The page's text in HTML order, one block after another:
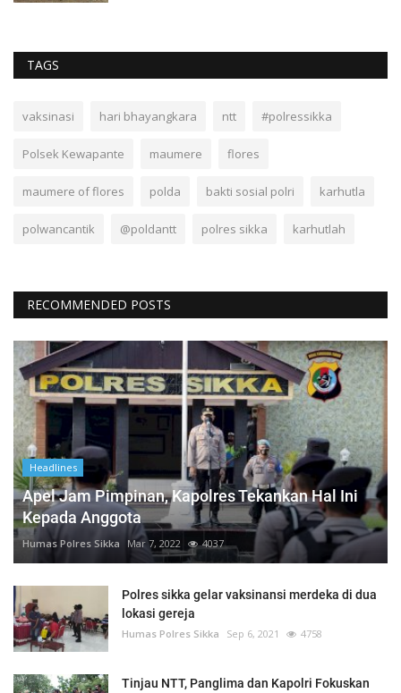
TAGS
vaksinasi hari bhayangkara ntt #polressikka
Polsek Kewapante maumere flores
maumere of flores polda bakti sosial polri karhutla
polwancantik @poldantt polres sikka karhutlah
RECOMMENDED POSTS
Headlines
Apel Jam Pimpinan, Kapolres Tekankan Hal Ini
Kepada Anggota
Humas Polres Sikka Mar 7, 2022 4037
Polres sikka gelar vaksinansi merdeka di dua
lokasi gereja
Humas Polres Sikka Sep 6, 2021 4758
Tinjau NTT, Panglima dan Kapolri Fokuskan